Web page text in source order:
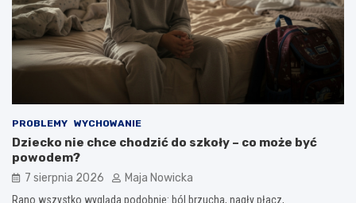
PROBLEMY WYCHOWANIE
Dziecko nie chce chodzić do szkoły – co może być
powodem?
7 sierpnia 2026 Maja Nowicka
Rano wszystko wygląda podobnie: ból brzucha, nagły płacz,